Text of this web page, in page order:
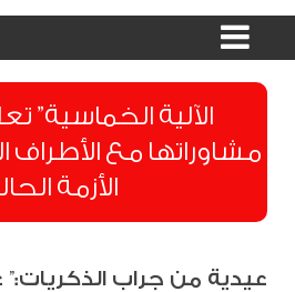
الآلية الخماسية”
مشاوراتها مع الأطراف
الأزمة
عيدية من جراب